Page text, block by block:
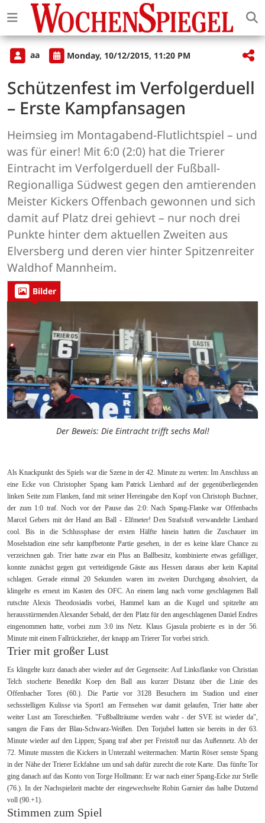
aa Monday, 10/12/2015, 11:20 PM
Schützenfest im Verfolgerduell
– Erste Kampfansagen
Heimsieg im Montagabend-Flutlichtspiel – und
was für einer! Mit 6:0 (2:0) hat die Trierer
Eintracht im Verfolgerduell der Fußball-
Regionalliga Südwest gegen den amtierenden
Meister Kickers Offenbach gewonnen und sich
damit auf Platz drei gehievt – nur noch drei
Punkte hinter dem aktuellen Zweiten aus
Elversberg und deren vier hinter Spitzenreiter
Waldhof Mannheim.
Bilder
Der Beweis: Die Eintracht trifft sechs Mal!
Als Knackpunkt des Spiels war die Szene in der 42. Minute zu werten: Im Anschluss an
eine Ecke von Christopher Spang kam Patrick Lienhard auf der gegenüberliegenden
linken Seite zum Flanken, fand mit seiner Hereingabe den Kopf von Christoph Buchner,
der zum 1:0 traf. Noch vor der Pause das 2:0: Nach Spang-Flanke war Offenbachs
Marcel Gebers mit der Hand am Ball - Elfmeter! Den Strafstoß verwandelte Lienhard
cool. Bis in die Schlussphase der ersten Hälfte hinein hatten die Zuschauer im
Moselstadion eine sehr kampfbetonte Partie gesehen, in der es keine klare Chance zu
verzeichnen gab. Trier hatte zwar ein Plus an Ballbesitz, kombinierte etwas gefälliger,
konnte zunächst gegen gut verteidigende Gäste aus Hessen daraus aber kein Kapital
schlagen. Gerade einmal 20 Sekunden waren im zweiten Durchgang absolviert, da
klingelte es erneut im Kasten des OFC. An einem lang nach vorne geschlagenen Ball
rutschte Alexis Theodosiadis vorbei, Hammel kam an die Kugel und spitzelte am
herausstürmenden Alexander Sebald, der den Platz für den angeschlagenen Daniel Endres
eingenommen hatte, vorbei zum 3:0 ins Netz. Klaus Gjasula probierte es in der 56.
Minute mit einem Fallrückzieher, der knapp am Trierer Tor vorbei strich.
Trier mit großer Lust
Es klingelte kurz danach aber wieder auf der Gegenseite: Auf Linksflanke von Christian
Telch stocherte Benedikt Koep den Ball aus kurzer Distanz über die Linie des
Offenbacher Tores (60.). Die Partie vor 3128 Besuchern im Stadion und einer
sechsstelligen Kulisse via Sport1 am Fernsehen war damit gelaufen, Trier hatte aber
weiter Lust am Toreschießen. "Fußballträume werden wahr - der SVE ist wieder da",
sangen die Fans der Blau-Schwarz-Weißen. Den Torjubel hatten sie bereits in der 63.
Minute wieder auf den Lippen; Spang traf aber per Freistoß nur das Außennetz. Ab der
72. Minute mussten die Kickers in Unterzahl weitermachen: Martin Röser senste Spang
in der Nähe der Trierer Eckfahne um und sah dafür zurecht die rote Karte. Das fünfte Tor
ging danach auf das Konto von Torge Hollmann: Er war nach einer Spang-Ecke zur Stelle
(76.). In der Nachspielzeit machte der eingewechselte Robin Garnier das halbe Dutzend
voll (90.+1).
Stimmen zum Spiel